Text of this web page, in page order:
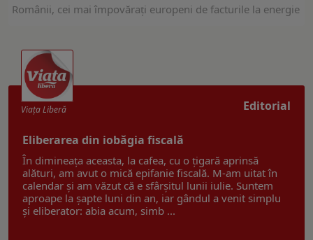
Românii, cei mai împovărați europeni de facturile la energie
Editorial
Viaţa Liberă
Eliberarea din iobăgia fiscală
În dimineața aceasta, la cafea, cu o țigară aprinsă
alături, am avut o mică epifanie fiscală. M-am uitat în
calendar și am văzut că e sfârșitul lunii iulie. Suntem
aproape la șapte luni din an, iar gândul a venit simplu
și eliberator: abia acum, simb ...